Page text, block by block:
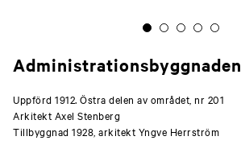
Administrationsbyggnaden
Uppförd 1912. Östra delen av området, nr 201
Arkitekt Axel Stenberg
Tillbyggnad 1928, arkitekt Yngve Herrström